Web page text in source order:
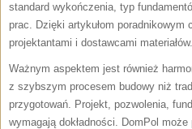
standard wykończenia, typ
prac. Dzięki artykułom
projektantami i dostawcami
Ważnym aspektem jest również
z szybszym procesem budowy niż
przygotowań. Projekt, pozwolenia,
wymagają dokładności. DomPol